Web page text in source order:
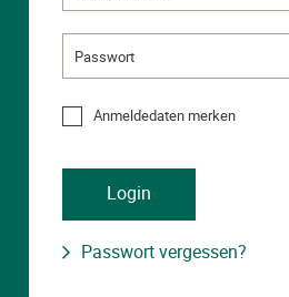
Anmeldedaten merken
Passwort vergessen?